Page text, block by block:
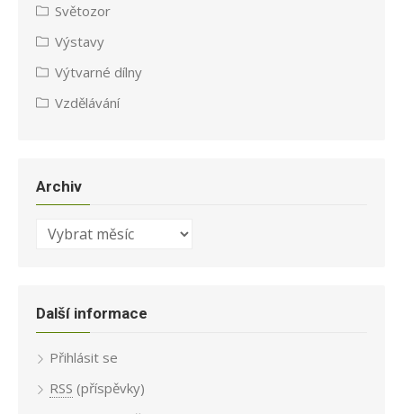
Světozor
Výstavy
Výtvarné dílny
Vzdělávání
Archiv
Archiv
Další informace
Přihlásit se
RSS (příspěvky)